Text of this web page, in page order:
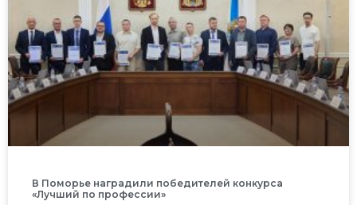
В Поморье наградили победителей конкурса
«Лучший по профессии»